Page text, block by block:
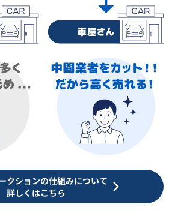
クションの仕組みについて
詳しくはこちら